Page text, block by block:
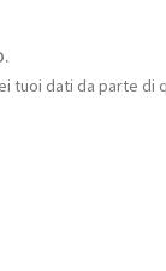
tuoi dati da parte di